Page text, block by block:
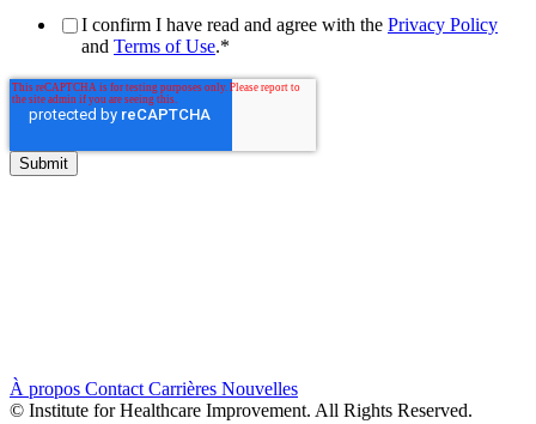
I confirm I have read and agree with the Privacy Policy
and Terms of Use.*
À propos Contact Carrières Nouvelles
© Institute for Healthcare Improvement. All Rights Reserved.